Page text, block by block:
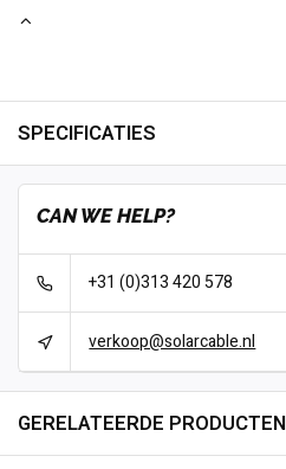
SPECIFICATIES
CAN WE HELP?
+31 (0)313 420 578
verkoop@solarcable.nl
GERELATEERDE PRODUCTEN